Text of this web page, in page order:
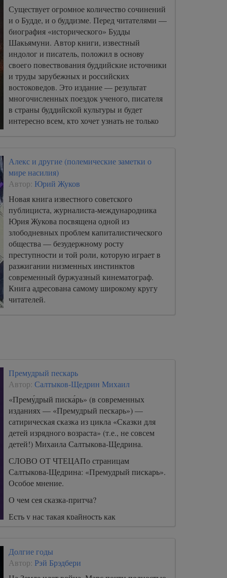
Существует огромное количество сочинений
и о Будде, и о буддизме. Перед читателями —
биография «исторического» Будды
Шакьямуни. Автор книги, известный
индолог и писатель, положил в основу
своего повествования буддийские источники
и труды зарубежных и российских
востоковедов. Это издание — результат
многочисленных поездок ученого, писателя
в страны буддийской культуры и будет
интересно всем, кто хочет узнать не только
Алекс и другие (полемические заметки о
мире насилия)
Автор: Юрий Жуков
Новая книга известного советского
публициста, журналиста-международника
Юрия Жукова посвящена одной из
злободневных проблем капиталистического
общества — безудержному росту
преступности и той роли, которую играет в
разжигании низменных инстинктов
современный буржуазный кинематограф.
Книга адресована самому широкому кругу
читателей.
Премудрый пескарь
Автор: Салтыков-Щедрин Михаил
«Прему́дрый писка́рь» (в современных
изданиях — «Премудрый пескарь») —
сатирическая сказка из цикла «Сказки для
детей изрядного возраста» (т.е., не совсем
детей!) Михаила Салтыкова-Щедрина.
СЛОВО ОТ ЧТЕЦАПо страницам
Салтыкова-Щедрина: «Премудрый пискарь».
Особое мнение.
О чем сея сказка-притча?
Есть у нас такая крайность как
Долгие годы
Автор: Рэй Брэдбери